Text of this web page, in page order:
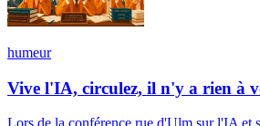
humeur
Vive l'IA, circulez, il n'y a rien à